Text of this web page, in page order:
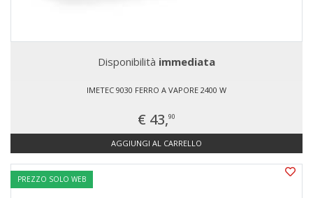
Disponibilità immediata
IMETEC 9030 FERRO A VAPORE 2400 W
€ 43,90
AGGIUNGI AL CARRELLO
PREZZO SOLO WEB